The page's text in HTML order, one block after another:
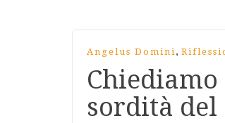
Angelus Domini,
sordità del